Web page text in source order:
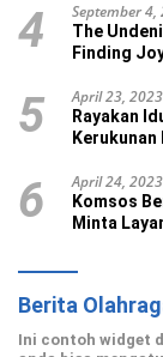
4 September 4,
The
Finding
5 April 23, 2023
Rayakan
6 April 24, 2023
Komsos
Minta
Berita
Ini contoh widget